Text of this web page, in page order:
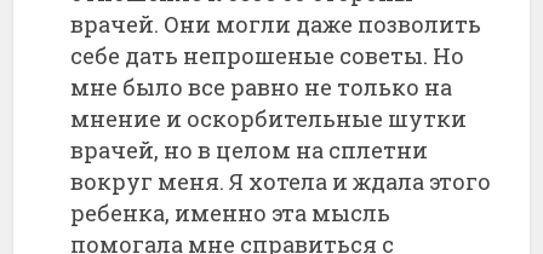
врачей. Они могли даже позволить
себе дать непрошеные советы. Но
мне было все равно не только на
мнение и оскорбительные шутки
врачей, но в целом на сплетни
вокруг меня. Я хотела и ждала этого
ребенка, именно эта мысль
помогала мне справиться с